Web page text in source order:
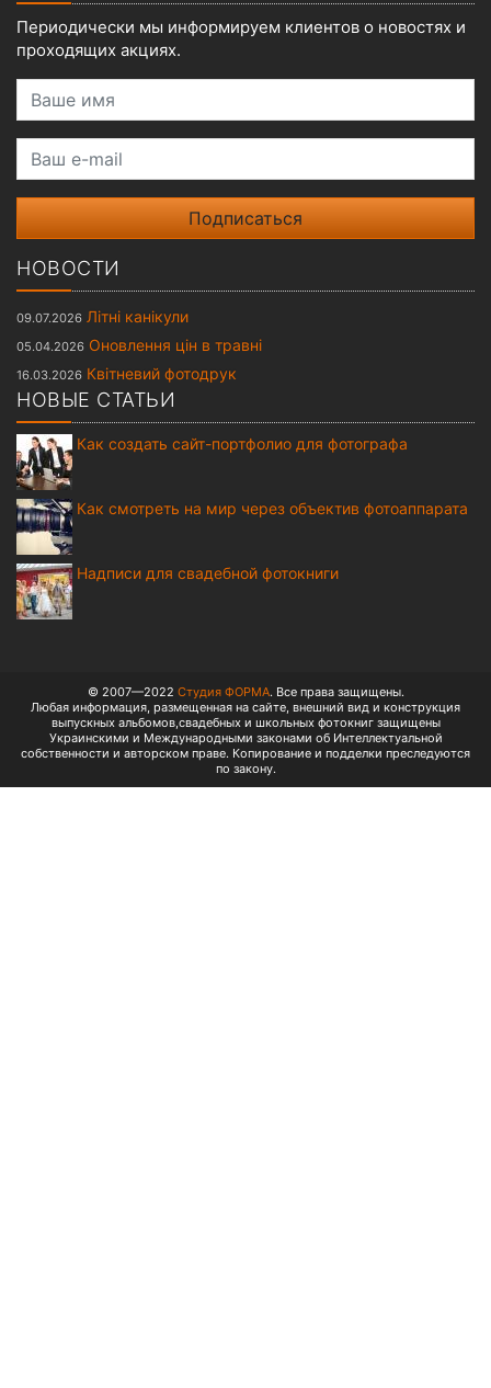
Периодически мы информируем клиентов о новостях и
проходящих акциях.
Ваше имя
Ваш e-mail
НОВОСТИ
09.07.2026 Літні канікули
05.04.2026 Оновлення цін в травні
16.03.2026 Квітневий фотодрук
НОВЫЕ СТАТЬИ
Как создать сайт-портфолио для фотографа
Как смотреть на мир через объектив фотоаппарата
Надписи для свадебной фотокниги
© 2007—2022 Студия ФОРМА. Все права защищены.
Любая информация, размещенная на сайте, внешний вид и конструкция
выпускных альбомов,свадебных и школьных фотокниг защищены
Украинскими и Международными законами об Интеллектуальной
собственности и авторском праве. Копирование и подделки преследуются
по закону.